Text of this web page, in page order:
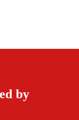
by